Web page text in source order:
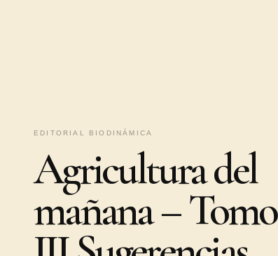
EDITORIAL BIODINÁMICA
Agricultura del
mañana – Tomo